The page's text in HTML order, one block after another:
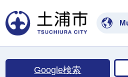
Google検索